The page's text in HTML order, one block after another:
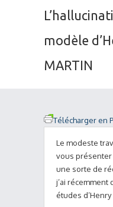
modèle
MARTIN
Télécharger en
Le modeste
vous
une sorte de
j’ai récemment
études d’Henry